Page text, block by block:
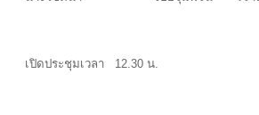
เปิดประชุมเวลา 12.30 น.